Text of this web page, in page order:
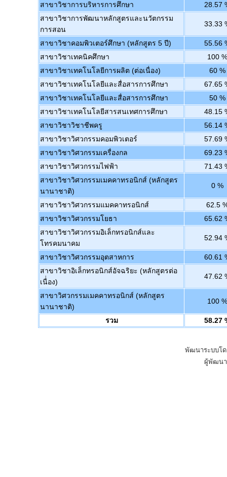
สาขาวิชาการบริหารการศึกษา
28.57
สาขาวิชาการพัฒนาหลักสูตรและนวัตกรรม
การสอน
33.33
สาขาวิชาคอมพิวเตอร์ศึกษา (หลักสูตร 5 ปี)
55.56
สาขาวิชาเทคนิคศึกษา
100 %
สาขาวิชาเทคโนโลยีการผลิต (ต่อเนื่อง)
60 %
สาขาวิชาเทคโนโลยีและสื่อสารการศึกษา
67.65
สาขาวิชาเทคโนโลยีและสื่อสารการศึกษา
50 %
สาขาวิชาเทคโนโลยีสารสนเทศการศึกษา
48.15
สาขาวิชาวิชาชีพครู
56.14
สาขาวิชาวิศวกรรมคอมพิวเตอร์
57.69
สาขาวิชาวิศวกรรมเครื่องกล
69.23
สาขาวิชาวิศวกรรมไฟฟ้า
71.43
สาขาวิชาวิศวกรรมเมคคาทรอนิกส์ (หลักสูตร
นานาชาติ)
0 %
สาขาวิชาวิศวกรรมแมคคาทรอนิกส์
62.5
สาขาวิชาวิศวกรรมโยธา
65.62
สาขาวิชาวิศวกรรมอิเล็กทรอนิกส์และ
โทรคมนาคม
52.94
สาขาวิชาวิศวกรรมอุตสาหการ
60.61
สาขาวิชาอิเล็กทรอนิกส์อัจฉริยะ (หลักสูตรต่อ
เนื่่อง)
47.62
สาขาวิศวกรรมเมคคาทรอนิกส์ (หลักสูตร
นานาชาติ)
100 %
รวม 58.27
พัฒนาระบบโ
ผู้พัฒนา